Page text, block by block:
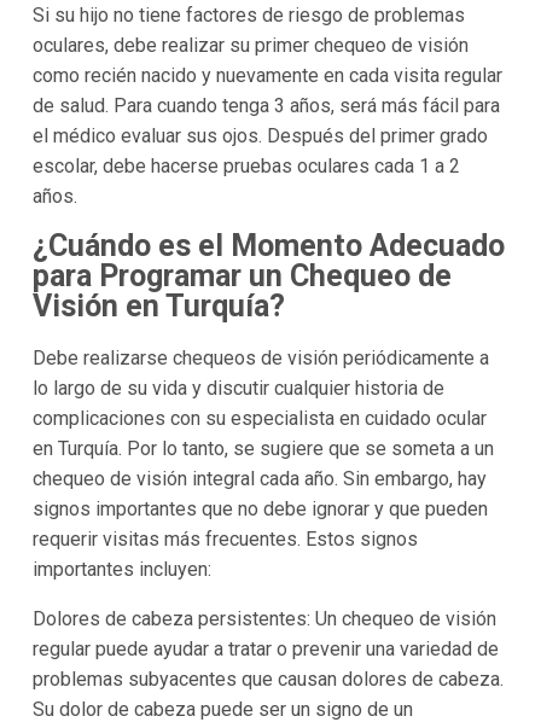
Si su hijo no tiene factores de riesgo de problemas
oculares, debe realizar su primer chequeo de visión
como recién nacido y nuevamente en cada visita regular
de salud. Para cuando tenga 3 años, será más fácil para
el médico evaluar sus ojos. Después del primer grado
escolar, debe hacerse pruebas oculares cada 1 a 2
años.
¿Cuándo es el Momento Adecuado
para Programar un Chequeo de
Visión en Turquía?
Debe realizarse chequeos de visión periódicamente a
lo largo de su vida y discutir cualquier historia de
complicaciones con su especialista en cuidado ocular
en Turquía. Por lo tanto, se sugiere que se someta a un
chequeo de visión integral cada año. Sin embargo, hay
signos importantes que no debe ignorar y que pueden
requerir visitas más frecuentes. Estos signos
importantes incluyen:
Dolores de cabeza persistentes: Un chequeo de visión
regular puede ayudar a tratar o prevenir una variedad de
problemas subyacentes que causan dolores de cabeza.
Su dolor de cabeza puede ser un signo de un